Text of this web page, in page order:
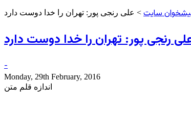
سایت > علی رنجی پور: تهران را خدا دوست دارد
رنجی پور: تهران را خدا دوست دارد
-
Monday, 29th February, 2016
اندازه قلم متن